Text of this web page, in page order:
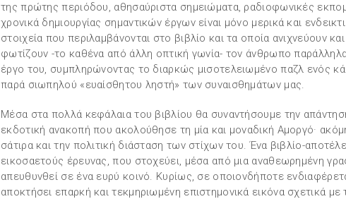
της πρώτης περιόδου, αθησαύριστα σημειώματα, ραδιοφωνικές
χρονικά δημιουργίας σημαντικών έργων είναι μόνο μερικά και
στοιχεία που περιλαμβάνονται στο βιβλίο και τα οποία ανιχνεύουν και
φωτίζουν -το καθένα από άλλη οπτική γωνία- τον άνθρωπο
έργο του, συμπληρώνοντας το διαρκώς μισοτελειωμένο παζλ ενός
παρά σιωπηλού «ευαίσθητου ληστή» των συναισθημάτων μας.
Μέσα στα πολλά κεφάλαια του βιβλίου θα συναντήσουμε την
εκδοτική ανακοπή που ακολούθησε τη μία και μοναδική Αμοργό·
σάτιρα και την πολιτική διάσταση των στίχων του. Ένα βιβλίο-
εικοσαετούς έρευνας, που στοχεύει, μέσα από μια αναθεωρημένη
απευθυνθεί σε ένα ευρύ κοινό. Κυρίως, σε οποιονδήποτε
αποκτήσει επαρκή και τεκμηριωμένη επιστημονικά εικόνα σχετικά με